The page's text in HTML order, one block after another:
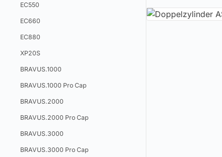
EC550
EC660
EC880
XP20S
BRAVUS.1000
BRAVUS.1000 Pro Cap
BRAVUS.2000
BRAVUS.2000 Pro Cap
BRAVUS.3000
BRAVUS.3000 Pro Cap